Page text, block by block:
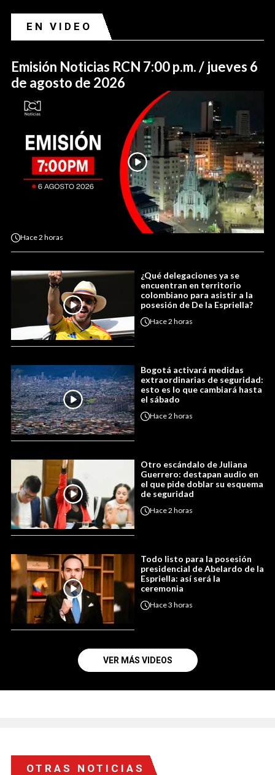
EN VIDEO
Emisión Noticias RCN 7:00 p.m. / jueves 6
de agosto de 2026
Hace2 horas
¿Qué delegaciones ya se
encuentran en territorio
colombiano para asistir a la
posesión de De la Espriella?
Hace2 horas
Bogotá activará medidas
extraordinarias de seguridad:
esto es lo que cambiará hasta
el sábado
Hace2 horas
Otro escándalo de Juliana
Guerrero: destapan audio en
el que pide doblar su esquema
de seguridad
Hace2 horas
Todo listo para la posesión
presidencial de Abelardo de la
Espriella: así será la
ceremonia
Hace3 horas
VER MÁS VIDEOS
OTRAS NOTICIAS